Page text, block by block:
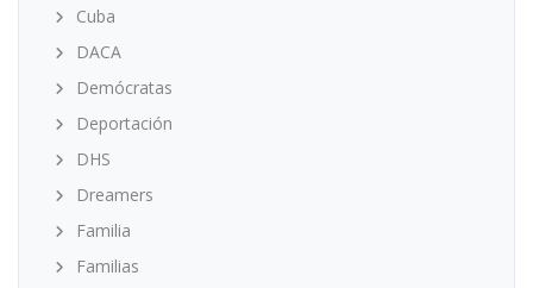
Cuba
DACA
Demócratas
Deportación
DHS
Dreamers
Familia
Familias